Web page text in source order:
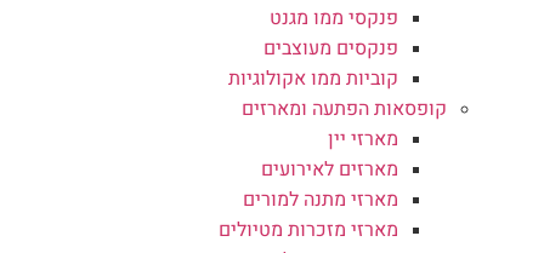
פנקסי ממו מגנט
פנקסים מעוצבים
קוביות ממו אקולוגיות
קופסאות הפתעה ומארזים
מארזי יין
מארזים לאירועים
מארזי מתנה למורים
מארזי מזכרות מטיולים